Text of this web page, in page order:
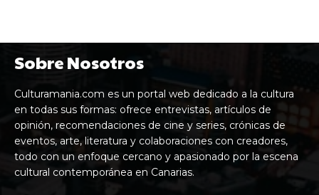
Sobre Nosotros
Culturamania.com es un portal web dedicado a la cultura
en todas sus formas: ofrece entrevistas, artículos de
opinión, recomendaciones de cine y series, crónicas de
eventos, arte, literatura y colaboraciones con creadores,
todo con un enfoque cercano y apasionado por la escena
cultural contemporánea en Canarias.